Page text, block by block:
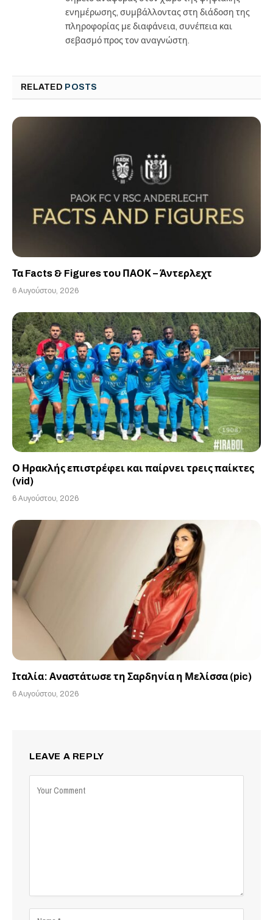
ενημέρωσης, συμβάλλοντας στη διάδοση της
πληροφορίας με διαφάνεια, συνέπεια και
σεβασμό προς τον αναγνώστη.
RELATED POSTS
Τα Facts & Figures του ΠΑΟΚ – Άντερλεχτ
6 Αυγούστου, 2026
Ο Ηρακλής επιστρέφει και παίρνει τρεις παίκτες
(vid)
6 Αυγούστου, 2026
Ιταλία: Αναστάτωσε τη Σαρδηνία η Μελίσσα (pic)
6 Αυγούστου, 2026
LEAVE A REPLY